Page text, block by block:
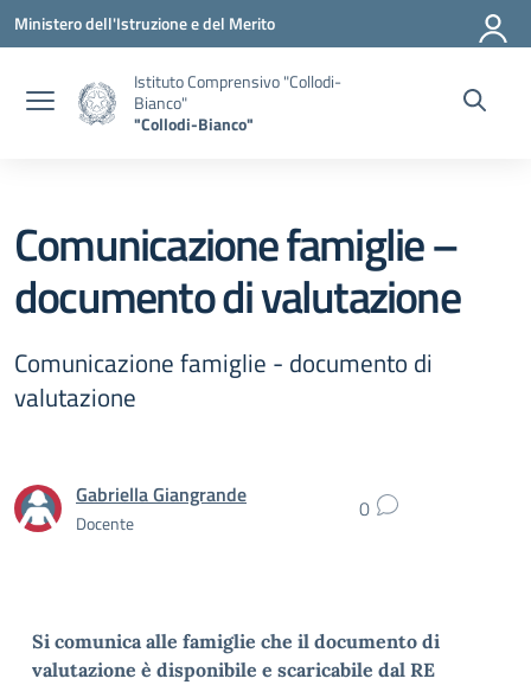
Vai ai contenuti
Vai al menu di navigazione
Vai al footer
Ministero dell'Istruzione e del Merito
Istituto Comprensivo "Collodi-
Bianco"
"Collodi-Bianco"
Comunicazione famiglie –
documento di valutazione
Comunicazione famiglie - documento di
valutazione
Gabriella Giangrande
Docente 0
Si comunica alle famiglie che il documento di
valutazione è disponibile e scaricabile dal RE